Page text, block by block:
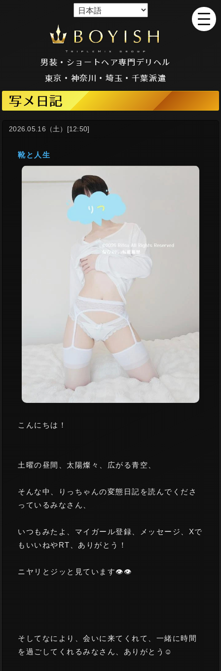
男装・ショートヘア専門デリヘル
東京・神奈川・埼玉・千葉派遣
写メ日記
2026.05.16（土）[12:50]
靴と人生
こんにちは！
土曜の昼間、太陽燦々、広がる青空、
そんな中、りっちゃんの変態日記を読んでくださ
っているみなさん、
いつもみたよ、マイガール登録、メッセージ、Xで
もいいねやRT、ありがとう！
ニヤリとジッと見ています👁️👁️
そしてなにより、会いに来てくれて、一緒に時間
を過ごしてくれるみなさん、ありがとう☺️